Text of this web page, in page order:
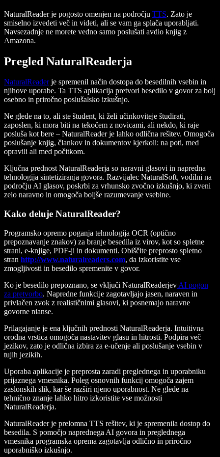
NaturalReader je pogosto omenjen na področju TTS. Zato je
smiselno izvedeti več in videti, ali se vam ga splača uporabljati.
Navsezadnje ne morete vedno samo poslušati avdio knjig z
Amazona.
Pregled NaturalReaderja
NaturalReaderje spremenil način dostopa do besedilnih vsebin in
njihove uporabe. Ta TTS aplikacija pretvori besedilo v govor za bolj
osebno in priročno poslušalsko izkušnjo.
Ne glede na to, ali ste študent, ki želi učinkoviteje študirati,
zaposlen, ki mora biti na tekočem z novicami, ali nekdo, ki raje
posluša kot bere – NaturalReader je lahko odlična rešitev. Omogoča
poslušanje knjig, člankov in dokumentov kjerkoli: na poti, med
opravili ali med počitkom.
Ključna prednost NaturalReaderja so naravni glasovi in napredna
tehnologija sintetiziranja govora. Razvijalec NaturalSoft, vodilni na
področju AI glasov, poskrbi za vrhunsko zvočno izkušnjo, ki zveni
zelo naravno in omogoča boljše razumevanje vsebine.
Kako deluje NaturalReader?
Programsko opremo poganja tehnologija OCR (optično
prepoznavanje znakov) za branje besedila iz virov, kot so spletne
strani, e-knjige, PDF-ji in dokumenti. Obiščite preprosto spletno
stran http://www.naturalreaders.com, da izkoristite vse
zmogljivosti in besedilo spremenite v govor.
Ko je besedilo prepoznano, se vključi NaturalReaderjev AI pogon
za pretvorbo. Napredne funkcije zagotavljajo jasen, naraven in
privlačen zvok z realističnimi glasovi, ki posnemajo naravne
govorne nianse.
Prilagajanje je ena ključnih prednosti NaturalReaderja. Intuitivna
orodna vrstica omogoča nastavitev glasu in hitrosti. Podpira več
jezikov, zato je odlična izbira za e-učenje ali poslušanje vsebin v
tujih jezikih.
Uporaba aplikacije je preprosta zaradi preglednega in uporabniku
prijaznega vmesnika. Poleg osnovnih funkcij omogoča zajem
zaslonskih slik, kar še razširi njeno uporabnost. Ne glede na
tehnično znanje lahko hitro izkoristite vse možnosti
NaturalReaderja.
NaturalReader je prelomna TTS rešitev, ki je spremenila dostop do
besedila. S pomočjo naprednega AI govora in preglednega
vmesnika programska oprema zagotavlja odlično in priročno
uporabniško izkušnjo.